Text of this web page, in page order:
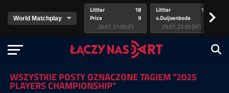
Littler
Price
18
9
26.07, 21:05 (F)
Littler
v.Duijvenbode
17
25.07, 22:35 (SF)
>
WSZYSTKIE POSTY OZNACZONE TAGIEM "2025
PLAYERS CHAMPIONSHIP"